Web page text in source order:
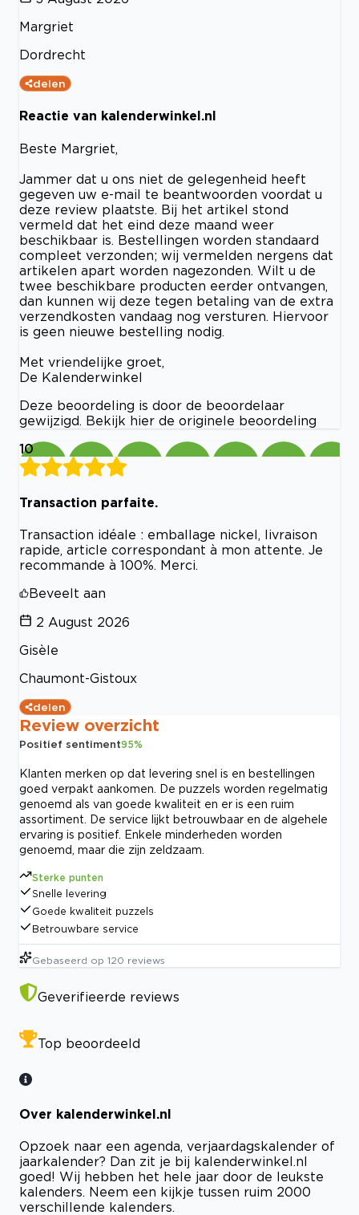
Margriet
Dordrecht
delen
Reactie van kalenderwinkel.nl
Beste Margriet,
Jammer dat u ons niet de gelegenheid heeft
gegeven uw e-mail te beantwoorden voordat u
deze review plaatste. Bij het artikel stond
vermeld dat het eind deze maand weer
beschikbaar is. Bestellingen worden standaard
compleet verzonden; wij vermelden nergens dat
artikelen apart worden nagezonden. Wilt u de
twee beschikbare producten eerder ontvangen,
dan kunnen wij deze tegen betaling van de extra
verzendkosten vandaag nog versturen. Hiervoor
is geen nieuwe bestelling nodig.
Met vriendelijke groet,
De Kalenderwinkel
Deze beoordeling is door de beoordelaar
gewijzigd. Bekijk hier de originele beoordeling
10
Transaction parfaite.
Transaction idéale : emballage nickel, livraison
rapide, article correspondant à mon attente. Je
recommande à 100%. Merci.
Beveelt aan
2 August 2026
Gisèle
Chaumont-Gistoux
delen
Review overzicht
Positief sentiment95%
Klanten merken op dat levering snel is en bestellingen
goed verpakt aankomen. De puzzels worden regelmatig
genoemd als van goede kwaliteit en er is een ruim
assortiment. De service lijkt betrouwbaar en de algehele
ervaring is positief. Enkele minderheden worden
genoemd, maar die zijn zeldzaam.
Sterke punten
Snelle levering
Goede kwaliteit puzzels
Betrouwbare service
Gebaseerd op 120 reviews
Geverifieerde reviews
Top beoordeeld
Over kalenderwinkel.nl
Opzoek naar een agenda, verjaardagskalender of
jaarkalender? Dan zit je bij kalenderwinkel.nl
goed! Wij hebben het hele jaar door de leukste
kalenders. Neem een kijkje tussen ruim 2000
verschillende kalenders.